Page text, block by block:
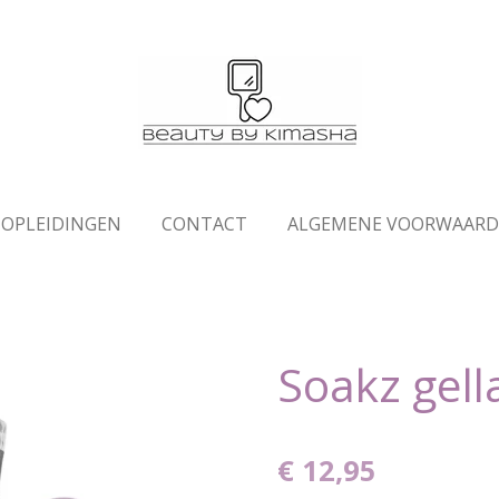
OPLEIDINGEN CONTACT ALGEMENE
Soakz
€ 12,95